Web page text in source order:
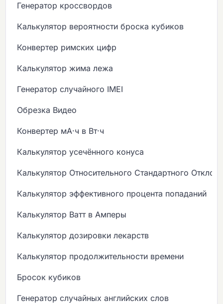
Генератор кроссвордов
Калькулятор вероятности броска кубиков
Конвертер римских цифр
Калькулятор жима лежа
Генератор случайного IMEI
Обрезка Видео
Конвертер мА·ч в Вт·ч
Калькулятор усечённого конуса
Калькулятор Относительного Стандартного
Калькулятор эффективного процента попаданий
Калькулятор Ватт в Амперы
Калькулятор дозировки лекарств
Калькулятор продолжительности времени
Бросок кубиков
Генератор случайных английских слов